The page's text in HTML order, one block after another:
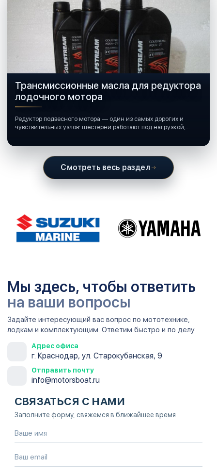
Трансмиссионные масла для редуктора
лодочного мотора
Редуктор подвесного мотора — один из самых дорогих и
чувствительных узлов: шестерни работают под нагрузкой,
Смотреть весь раздел
Мы здесь, чтобы ответить
на ваши вопросы
Задайте интересующий вас вопрос по мототехнике,
лодкам и комплектующим. Ответим быстро и по делу.
Адрес офиса
г. Краснодар, ул. Старокубанская, 9
Отправить почту
info@motorsboat.ru
СВЯЗАТЬСЯ С НАМИ
Заполните форму, свяжемся в ближайшее время